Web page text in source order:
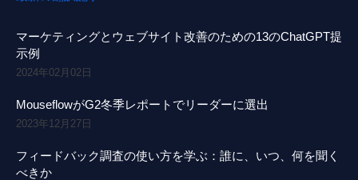
マーケティングとウェブサイト改善のための13のChatGPT提
示例
2024年02月02日
MouseflowがG2冬季レポートでリーダーに選出
2023年12月27日
フィードバック調査の使い方を学ぶ：誰に、いつ、何を聞く
べきか